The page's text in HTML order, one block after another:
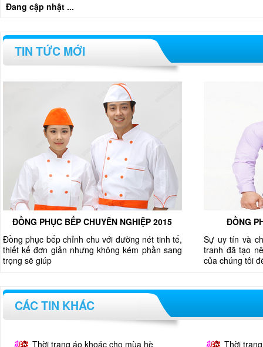
Đang cập nhật ...
TIN TỨC MỚI
ĐỒNG PHỤC BẾP CHUYÊN NGHIỆP 2015
Đồng phục bếp chỉnh chu với đường nét tinh tế,
thiết kế đơn giản nhưng không kém phần sang
trọng sẽ giúp
ĐỒNG
Sự uy tín và
tranh đã tạo
của chúng tôi
CÁC TIN KHÁC
Thời trang áo khoác cho mùa hè
Thời